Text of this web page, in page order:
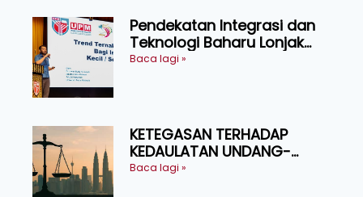
Pendekatan Integrasi dan
Teknologi Baharu Lonjak
Produktiviti Ternakan
Baca lagi »
KETEGASAN TERHADAP
KEDAULATAN UNDANG-
UNDANG ASAS KEPADA
Baca lagi »